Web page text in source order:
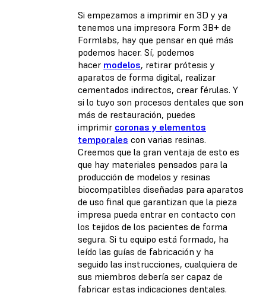
Si empezamos a imprimir en 3D y ya
tenemos una impresora Form 3B+ de
Formlabs, hay que pensar en qué más
podemos hacer. Sí, podemos
hacer modelos, retirar prótesis y
aparatos de forma digital, realizar
cementados indirectos, crear férulas. Y
si lo tuyo son procesos dentales que son
más de restauración, puedes
imprimir coronas y elementos
temporales con varias resinas.
Creemos que la gran ventaja de esto es
que hay materiales pensados para la
producción de modelos y resinas
biocompatibles diseñadas para aparatos
de uso final que garantizan que la pieza
impresa pueda entrar en contacto con
los tejidos de los pacientes de forma
segura. Si tu equipo está formado, ha
leído las guías de fabricación y ha
seguido las instrucciones, cualquiera de
sus miembros debería ser capaz de
fabricar estas indicaciones dentales.